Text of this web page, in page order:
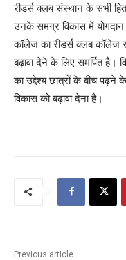
रीडर्स क्लब संस्थान के सभी
उनके समग्र विकास में
कॉलेज का रीडर्स क्लब कॉलेज
बढ़ावा देने के लिए समर्पित है।
का उद्देश्य छात्रों के बीच पढ़ने
विकास को बढ़ावा देना है।
Previous article